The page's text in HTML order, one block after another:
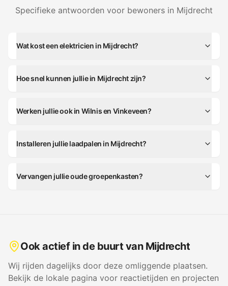
Specifieke antwoorden voor bewoners in Mijdrecht
Wat kost een elektricien in Mijdrecht?
Hoe snel kunnen jullie in Mijdrecht zijn?
Werken jullie ook in Wilnis en Vinkeveen?
Installeren jullie laadpalen in Mijdrecht?
Vervangen jullie oude groepenkasten?
Ook actief in de buurt van Mijdrecht
Wij rijden dagelijks door deze omliggende plaatsen.
Bekijk de lokale pagina voor reactietijden en projecten